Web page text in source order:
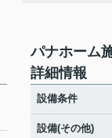
パナホーム
詳細情報
設備条件
設備(その他)